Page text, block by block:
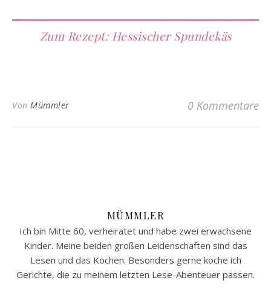
Zum Rezept: Hessischer Spundekäs
Von Mümmler 0 Kommentare
MÜMMLER
Ich bin Mitte 60, verheiratet und habe zwei erwachsene
Kinder. Meine beiden großen Leidenschaften sind das
Lesen und das Kochen. Besonders gerne koche ich
Gerichte, die zu meinem letzten Lese-Abenteuer passen.